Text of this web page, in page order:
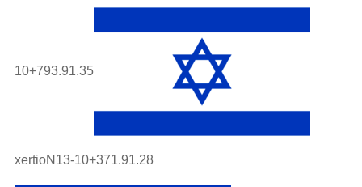
10+793.91.35
xertioN13-10+371.91.28